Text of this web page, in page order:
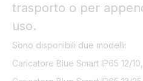
trasporto o per
uso.
Sono disponibili due modelli:
Caricatore Blue Smart IP65 12/